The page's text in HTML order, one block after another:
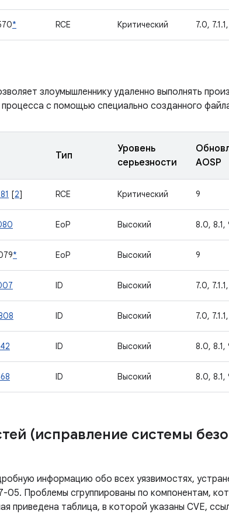
* RCE Критический 7.0,
злоумышленнику удаленно выполнять
процесса с помощью специально созданного
Тип
Уровень
серьезности
AOSP
[2] RCE Критический 9
EoP Высокий 8.0, 8.1,
* EoP Высокий 9
ID Высокий 7.0,
ID Высокий 7.0,
ID Высокий 8.0, 8.1,
ID Высокий 8.0, 8.1,
(исправление системы
информацию обо всех уязвимостях,
Проблемы сгруппированы по компонентам,
приведена таблица, в которой указаны CVE,